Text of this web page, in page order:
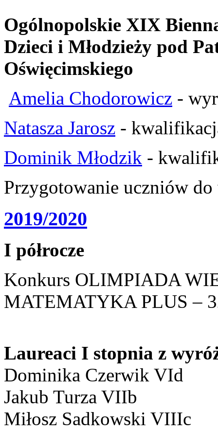
Ogólnopolskie XIX
Dzieci i Młodzieży pod
Oświęcimskiego
Amelia Chodorowicz -
Natasza Jarosz -
Dominik Młodzik -
Przygotowanie uczniów
2019/2020
I półrocze
Konkurs OLIMPIADA
MATEMATYKA PLUS –
Laureaci I stopnia z
Dominika Czerwik VId
Jakub Turza VIIb
Miłosz Sadkowski VIIIc